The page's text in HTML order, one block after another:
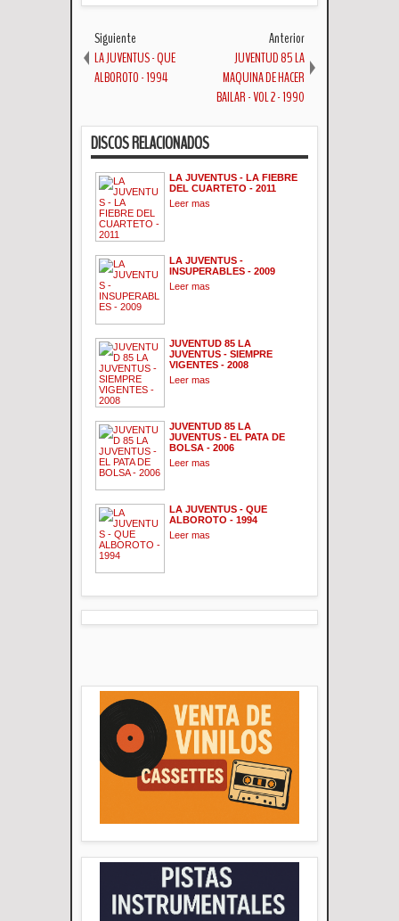
Siguiente
LA JUVENTUS - QUE
ALBOROTO - 1994
Anterior
JUVENTUD 85 LA
MAQUINA DE HACER
BAILAR - VOL 2 - 1990
DISCOS RELACIONADOS
LA JUVENTUS - LA FIEBRE
DEL CUARTETO - 2011
Leer mas
LA JUVENTUS -
INSUPERABLES - 2009
Leer mas
JUVENTUD 85 LA
JUVENTUS - SIEMPRE
VIGENTES - 2008
Leer mas
JUVENTUD 85 LA
JUVENTUS - EL PATA DE
BOLSA - 2006
Leer mas
LA JUVENTUS - QUE
ALBOROTO - 1994
Leer mas